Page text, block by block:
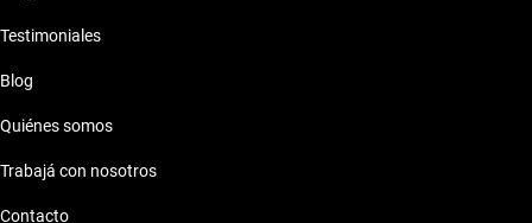
Camioneta Lexus UX 2019
Camioneta Lexus UX 2020
Camioneta Lexus UX 2021
Testimoniales
Blog
Quiénes somos
Trabajá con nosotros
Contacto